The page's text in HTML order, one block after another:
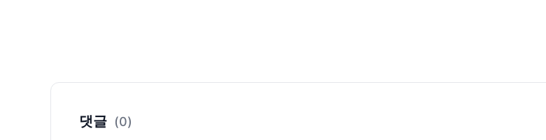
댓글 (0)